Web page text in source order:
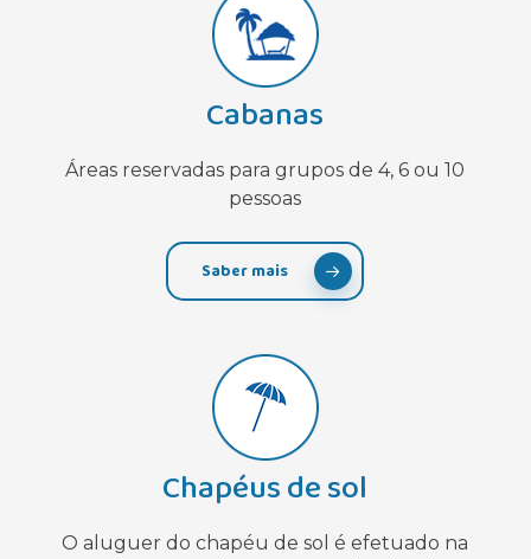
Cabanas
Áreas reservadas para grupos de 4, 6 ou 10
pessoas
Saber mais
Chapéus de sol
O aluguer do chapéu de sol é efetuado na